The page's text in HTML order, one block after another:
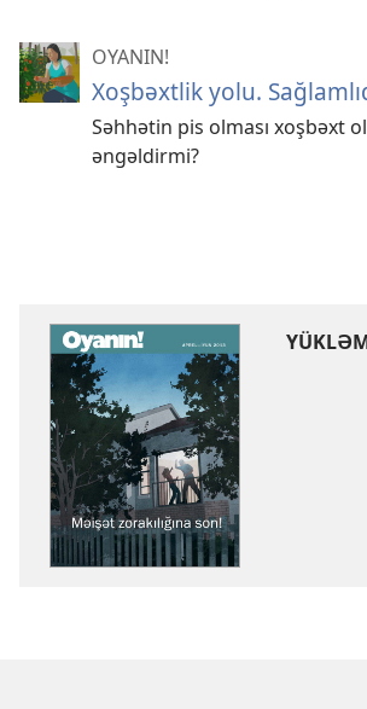
OYANIN!
Xoşbəxtlik yolu.
Səhhətin pis olması xoşbəxt
əngəldirmi?